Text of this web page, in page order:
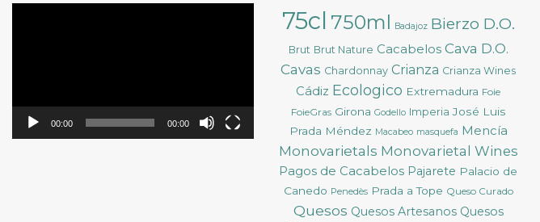
00:00 00:00
75cl 750ml Badajoz Bierzo D.O.
Brut Brut Nature Cacabelos Cava D.O.
Cavas Chardonnay Crianza Crianza Wines
Cádiz Ecologico Extremadura Foie
FoieGras Girona Godello Imperia José Luis
Prada Méndez Macabeo masquefa Mencía
Monovarietals Monovarietal Wines
Pagos de Cacabelos Pajarete Palacio de
Canedo Penedès Prada a Tope Queso Curado
Quesos Quesos Artesanos Quesos